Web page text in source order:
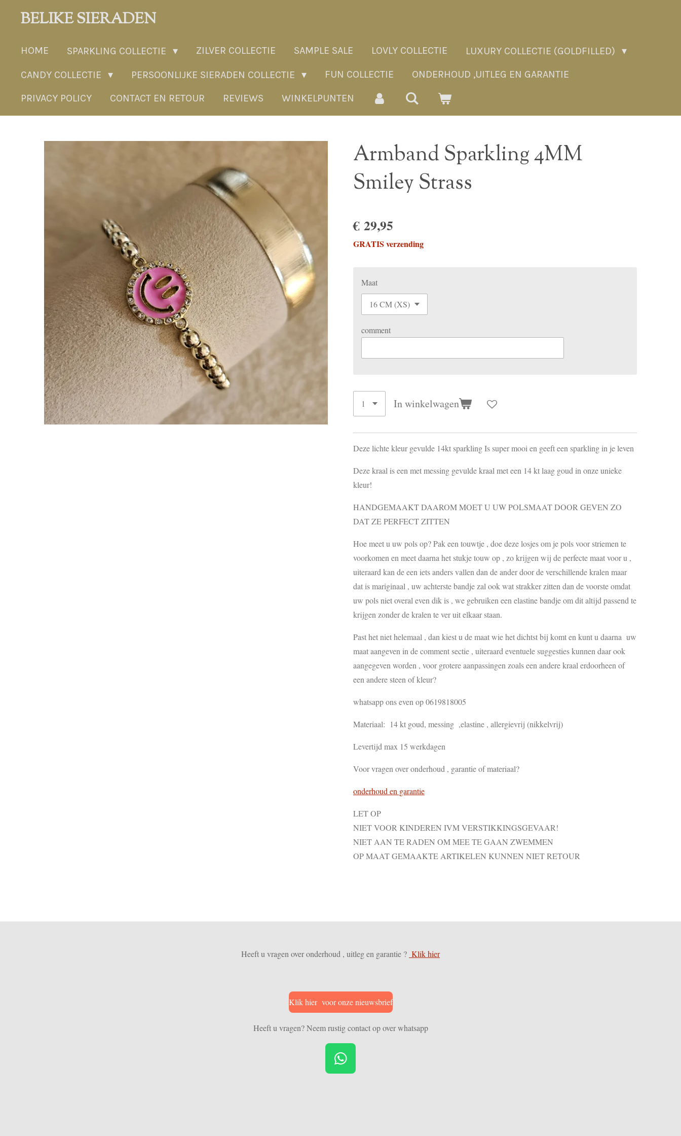
directBELIKE SIERADEN
HOME SPARKLING COLLECTIE ZILVER COLLECTIE SAMPLE SALE LOVLY COLLECTIE LUXURY COLLECTIE (GOLDFILLED)
CANDY COLLECTIE PERSOONLIJKE SIERADEN COLLECTIE FUN COLLECTIE ONDERHOUD ,UITLEG EN GARANTIE
PRIVACY POLICY CONTACT EN RETOUR REVIEWS WINKELPUNTEN
Armband Sparkling 4MM
Smiley Strass
€ 29,95
GRATIS verzending
Maat
comment
In winkelwagen
Deze lichte kleur gevulde 14kt sparkling Is super mooi en geeft een sparkling in je leven
Deze kraal is een met messing gevulde kraal met een 14 kt laag goud in onze unieke
kleur!
HANDGEMAAKT DAAROM MOET U UW POLSMAAT DOOR GEVEN ZO
DAT ZE PERFECT ZITTEN
Hoe meet u uw pols op? Pak een touwtje , doe deze losjes om je pols voor striemen te
voorkomen en meet daarna het stukje touw op , zo krijgen wij de perfecte maat voor u ,
uiteraard kan de een iets anders vallen dan de ander door de verschillende kralen maar
dat is mariginaal , uw achterste bandje zal ook wat strakker zitten dan de voorste omdat
uw pols niet overal even dik is , we gebruiken een elastine bandje om dit altijd passend te
krijgen zonder de kralen te ver uit elkaar staan.
Past het niet helemaal , dan kiest u de maat wie het dichtst bij komt en kunt u daarna uw
maat aangeven in de comment sectie , uiteraard eventuele suggesties kunnen daar ook
aangegeven worden , voor grotere aanpassingen zoals een andere kraal erdoorheen of
een andere steen of kleur?
whatsapp ons even op 0619818005
Materiaal: 14 kt goud, messing ,elastine , allergievrij (nikkelvrij)
Levertijd max 15 werkdagen
Voor vragen over onderhoud , garantie of materiaal?
onderhoud en garantie
LET OP
NIET VOOR KINDEREN IVM VERSTIKKINGSGEVAAR!
NIET AAN TE RADEN OM MEE TE GAAN ZWEMMEN
OP MAAT GEMAAKTE ARTIKELEN KUNNEN NIET RETOUR
Heeft u vragen over onderhoud , uitleg en garantie ? Klik hier
Klik hier voor onze nieuwsbrief
Heeft u vragen? Neem rustig contact op over whatsapp
W
h